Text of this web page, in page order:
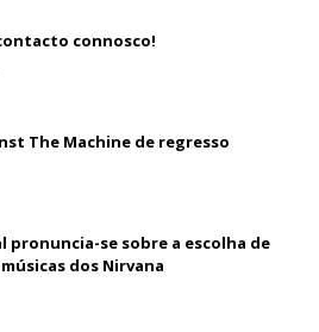
connosco!
The Machine de regresso
pronuncia-se sobre a escolha de
dos Nirvana